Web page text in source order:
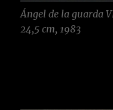
Ángel de la guarda
24,5 cm, 1983